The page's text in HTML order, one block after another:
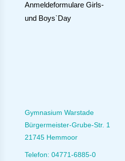
Anmeldeformulare Girls-
und Boys`Day
Gymnasium Warstade
Bürgermeister-Grube-Str. 1
21745 Hemmoor
Telefon: 04771-6885-0